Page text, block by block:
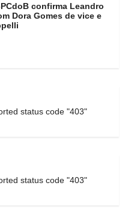
PCdoB confirma Leandro
Dora Gomes de vice e
status code "403"
status code "403"